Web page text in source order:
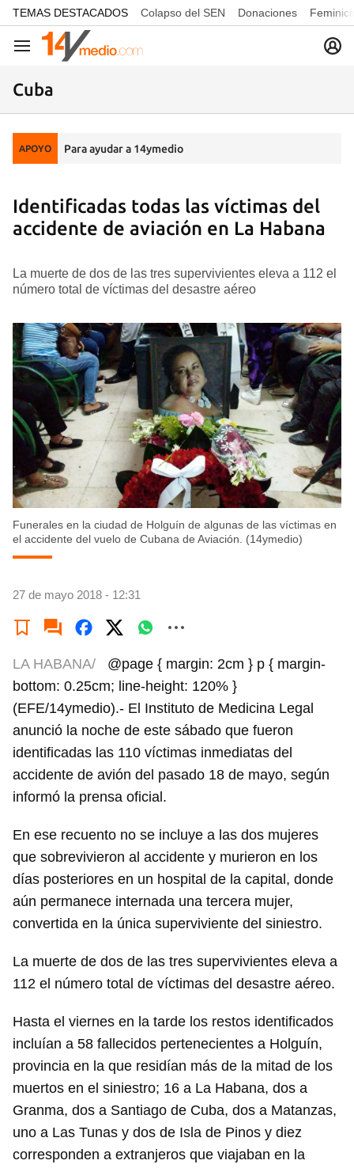
common.go-to-content
TEMAS DESTACADOS Colapso del SEN Donaciones
Navegación
Cuba
APOYO Para ayudar a 14ymedio
Identificadas todas las víctimas del
accidente de aviación en La Habana
La muerte de dos de las tres supervivientes eleva a 112 el
número total de víctimas del desastre aéreo
Funerales en la ciudad de Holguín de algunas de las víctimas en
el accidente del vuelo de Cubana de Aviación. (14ymedio)
27 de mayo 2018 - 12:31
LA HABANA/
@page { margin: 2cm } p { margin-
bottom: 0.25cm; line-height: 120% }
(EFE/14ymedio).- El Instituto de Medicina Legal
anunció la noche de este sábado que fueron
identificadas las 110 víctimas inmediatas del
accidente de avión del pasado 18 de mayo, según
informó la prensa oficial.
En ese recuento no se incluye a las dos mujeres
que sobrevivieron al accidente y murieron en los
días posteriores en un hospital de la capital, donde
aún permanece internada una tercera mujer,
convertida en la única superviviente del siniestro.
La muerte de dos de las tres supervivientes eleva a
112 el número total de víctimas del desastre aéreo.
Hasta el viernes en la tarde los restos identificados
incluían a 58 fallecidos pertenecientes a Holguín,
provincia en la que residían más de la mitad de los
muertos en el siniestro; 16 a La Habana, dos a
Granma, dos a Santiago de Cuba, dos a Matanzas,
uno a Las Tunas y dos de Isla de Pinos y diez
corresponden a extranjeros que viajaban en la